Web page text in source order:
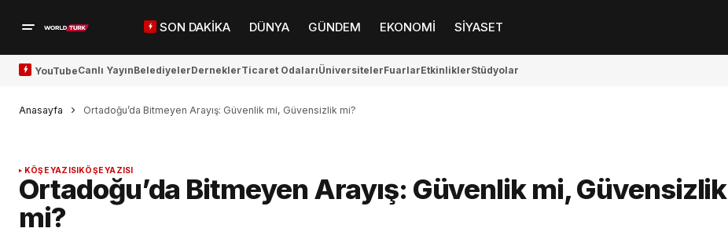
SON DAKİKA DÜNYA GÜNDEM EKONOMİ SİYASET
YouTubeCanlı YayınBelediyelerDerneklerTicaret OdalarıÜniversitelerFuarlarEtkinliklerStüdyolar
Anasayfa Ortadoğu’da Bitmeyen Arayış: Güvenlik mi, Güvensizlik mi?
KÖŞE YAZISIKÖŞE YAZISI
Ortadoğu’da Bitmeyen Arayış: Güvenlik mi, Güvensizlik
mi?